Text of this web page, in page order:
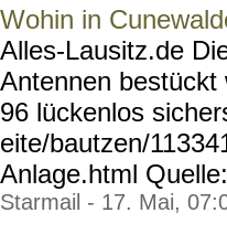
Wohin in
Alles-Lausitz.de
Antennen bestückt
96 lückenlos
eite/bautzen/
Anlage.html
Starmail - 17. Mai,